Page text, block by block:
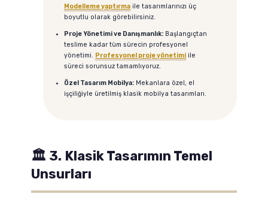
Modelleme yaptırma ile tasarımlarınızı üç
boyutlu olarak görebilirsiniz.
Proje Yönetimi ve Danışmanlık: Başlangıçtan
teslime kadar tüm sürecin profesyonel
yönetimi. Profesyonel proje yönetimi ile
süreci sorunsuz tamamlıyoruz.
Özel Tasarım Mobilya: Mekanlara özel, el
işçiliğiyle üretilmiş klasik mobilya tasarımları.
🏛️ 3. Klasik Tasarımın Temel
Unsurları